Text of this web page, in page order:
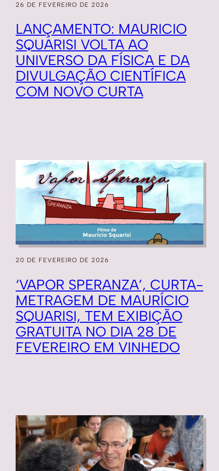
26 DE FEVEREIRO DE 2026
LANÇAMENTO: MAURICIO
SQUARISI VOLTA AO
UNIVERSO DA FÍSICA E DA
DIVULGAÇÃO CIENTÍFICA
COM NOVO CURTA
20 DE FEVEREIRO DE 2026
‘VAPOR SPERANZA’, CURTA-
METRAGEM DE MAURÍCIO
SQUARISI, TEM EXIBIÇÃO
GRATUITA NO DIA 28 DE
FEVEREIRO EM VINHEDO